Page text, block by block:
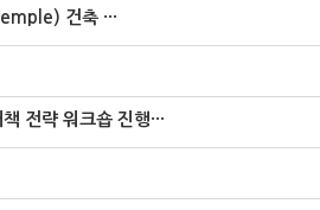
건축 ···
전략 워크숍 진행···